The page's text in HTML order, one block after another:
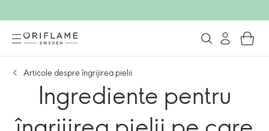
Articole despre îngrijirea pielii
Ingrediente pentru